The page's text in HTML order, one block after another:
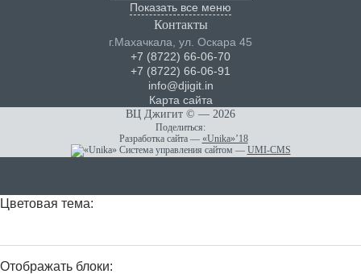
Показать все меню
Контакты
г.Махачкала ул. Оскара 45
+7 (8722) 66-06-70
+7 (8722) 66-06-91
info@djigit.in
Карта сайта
ВЦ Джигит © — 2026
Поделиться:
Разработка сайта— «Unika»’18
Система управления сайтом — UMI-CMS
Цветовая тема:
Отображать блоки: